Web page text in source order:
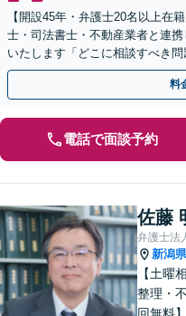
【開設45年・弁護士20名以上在
士・司法書士・不動産業者と連
いたします「どこに相談すべき
て大丈夫か不安」と迷っている
料
電話で面談予約
佐藤
弁護士法
新潟県
【土曜
整理・
回無料